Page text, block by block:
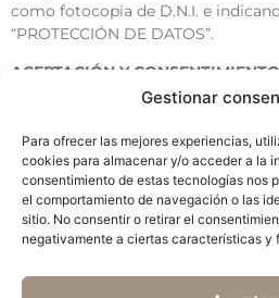
Gestionar
Para ofrecer las mejores experiencias,
cookies para almacenar y/o acceder a la
consentimiento de estas tecnologías nos
el comportamiento de navegación o las
sitio. No consentir o retirar el
negativamente a ciertas características y
como fotocopia de D.N.I. e
“PROTECCIÓN DE DATOS”.
ACEPTACIÓN Y CONSENTIMIENTO
El usuario declara haber sido
sobre protección de datos de
consintiendo el tratamiento de
Harpazul Experience S.L.en la
indicadas en la presente Política
Personales.